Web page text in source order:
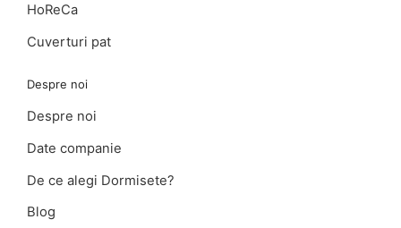
HoReCa
Cuverturi pat
Despre noi
Despre noi
Date companie
De ce alegi Dormisete?
Blog